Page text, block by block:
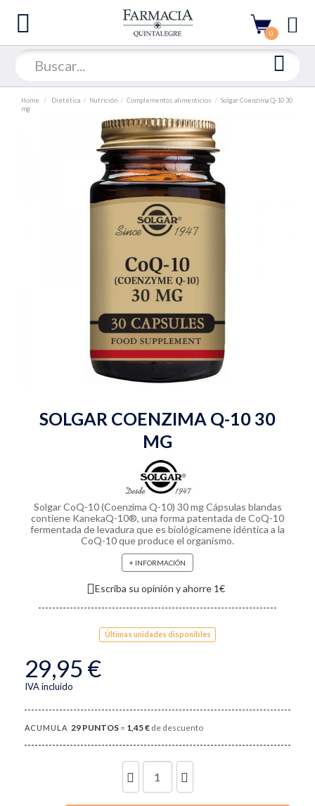
0
Home Dietética Nutrición Complementos alimenticios
Solgar Coenzima Q-10 30
mg
SOLGAR COENZIMA Q-10 30
MG
Solgar CoQ-10 (Coenzima Q-10) 30 mg Cápsulas blandas
contiene KanekaQ-10®, una forma patentada de CoQ-10
fermentada de levadura que es biológicamene idéntica a la
CoQ-10 que produce el organismo.
+ INFORMACIÓN
Escriba su opinión y ahorre 1€
Últimas unidades disponibles
29,95 €
IVA incluido
ACUMULA 29 PUNTOS = 1,45 € de descuento
UNIDADES